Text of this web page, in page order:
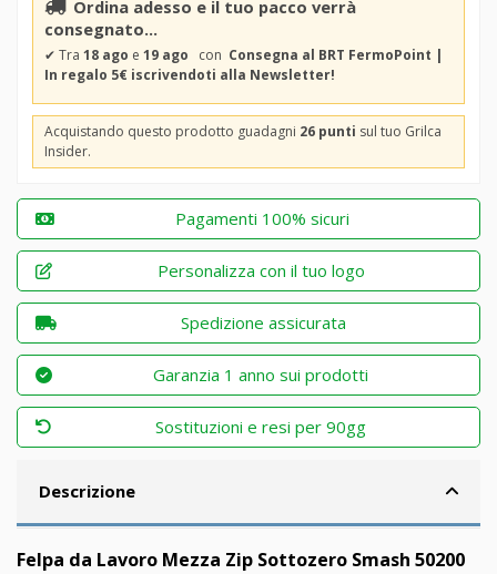
Ordina adesso e il tuo pacco verrà
consegnato...
✔ Tra 18 ago e 19 ago con Consegna al BRT FermoPoint |
In regalo 5€ iscrivendoti alla Newsletter!
Acquistando questo prodotto guadagni 26 punti sul tuo Grilca
Insider.
Pagamenti 100% sicuri
Personalizza con il tuo logo
Spedizione assicurata
Garanzia 1 anno sui prodotti
Sostituzioni e resi per 90gg
Descrizione
Felpa da Lavoro Mezza Zip Sottozero Smash 50200